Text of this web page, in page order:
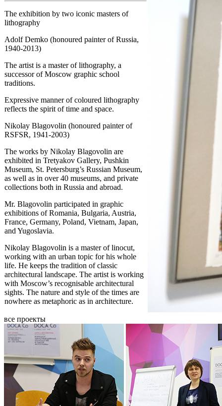
The exhibition by two iconic masters of
lithography
Adolf Demko (honoured painter of Russia,
1940-2013)
The artist is a master of lithography, a
successor of Moscow graphic school
traditions.
Expressive manner of coloured lithography
reflects the spirit of time and space.
Nikolay Blagovolin (honoured painter of
RSFSR, 1941-2003)
The works by Nikolay Blagovolin are
exhibited in Tretyakov Gallery, Pushkin
Museum, St. Petersburg’s Russian Museum,
as well as in over 40 museums, and private
collections both in Russia and abroad.
Mr. Blagovolin participated in graphic
exhibitions of Romania, Bulgaria, Austria,
France, Germany, Poland, Vietnam, Japan,
and Yugoslavia.
Nikolay Blagovolin is a master of linocut,
working with an urban topic for his whole
life. He keeps the tradition of classic
architectural landscape. The artist is working
with Moscow’s recognisable architectural
sights. The nature and style of the times are
nowhere as metaphoric as in architecture.
все проекты